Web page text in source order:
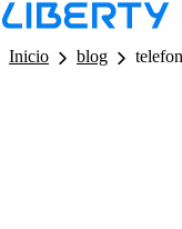
LB - Barra de
Inicio
blog